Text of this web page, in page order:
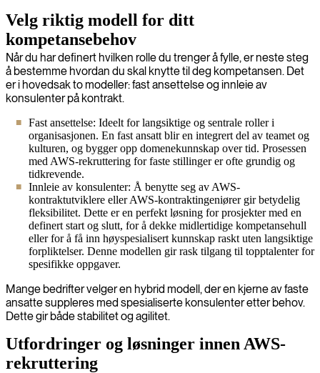
Velg riktig modell for ditt
kompetansebehov
Når du har definert hvilken rolle du trenger å fylle, er neste steg
å bestemme hvordan du skal knytte til deg kompetansen. Det
er i hovedsak to modeller: fast ansettelse og innleie av
konsulenter på kontrakt.
Fast ansettelse: Ideelt for langsiktige og sentrale roller i
organisasjonen. En fast ansatt blir en integrert del av teamet og
kulturen, og bygger opp domenekunnskap over tid. Prosessen
med AWS-rekruttering for faste stillinger er ofte grundig og
tidkrevende.
Innleie av konsulenter: Å benytte seg av AWS-
kontraktutviklere eller AWS-kontraktingeniører gir betydelig
fleksibilitet. Dette er en perfekt løsning for prosjekter med en
definert start og slutt, for å dekke midlertidige kompetansehull
eller for å få inn høyspesialisert kunnskap raskt uten langsiktige
forpliktelser. Denne modellen gir rask tilgang til topptalenter for
spesifikke oppgaver.
Mange bedrifter velger en hybrid modell, der en kjerne av faste
ansatte suppleres med spesialiserte konsulenter etter behov.
Dette gir både stabilitet og agilitet.
Utfordringer og løsninger innen AWS-
rekruttering